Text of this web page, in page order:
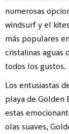
numerosas
windsurf y el
más populares
cristalinas aguas
todos los gustos.
Los entusiastas
playa de Golden
estas
olas suaves,